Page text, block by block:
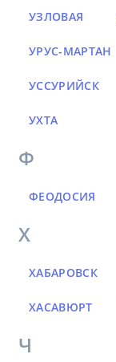
УЗЛОВАЯ
УРУС-МАРТАН
УССУРИЙСК
УХТА
Ф
ФЕОДОСИЯ
Х
ХАБАРОВСК
ХАСАВЮРТ
Ч